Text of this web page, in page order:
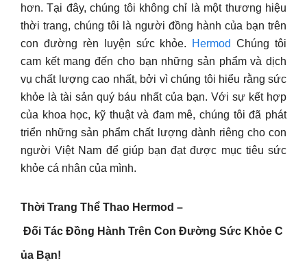
hơn. Tại đây, chúng tôi không chỉ là một thương hiệu
thời trang, chúng tôi là người đồng hành của bạn trên
con đường rèn luyện sức khỏe.
Hermod Chúng tôi
cam kết mang đến cho bạn những sản phẩm và dịch
vụ chất lượng cao nhất, bởi vì chúng tôi hiểu rằng sức
khỏe là tài sản quý báu nhất của bạn. Với sự kết hợp
của khoa học, kỹ thuật và đam mê, chúng tôi đã phát
triển những sản phẩm chất lượng dành riêng cho con
người Việt Nam để giúp bạn đạt được mục tiêu sức
khỏe cá nhân của mình.
️Thời Trang Thể Thao Hermod –
Đối Tác Đồng Hành Trên Con Đường Sức Khỏe C
ủa Bạn!